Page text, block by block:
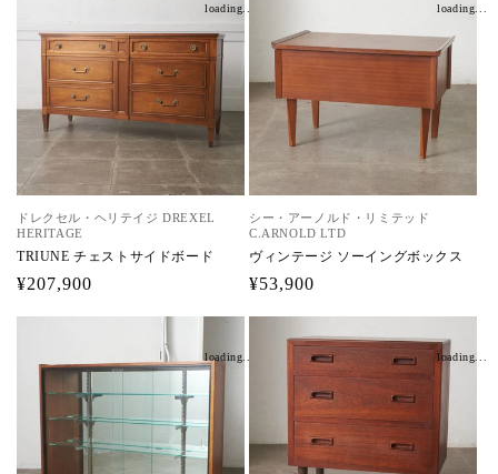
ドレクセル・ヘリテイジ DREXEL
HERITAGE
TRIUNE チェストサイドボード
通
¥207,900
loading...
シー・アーノルド・リミテッド
C.ARNOLD LTD
ヴィンテージ ソーイングボックス
通
¥53,900
loading...
loading... loading...